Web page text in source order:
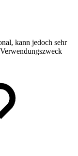
kann jedoch sehr